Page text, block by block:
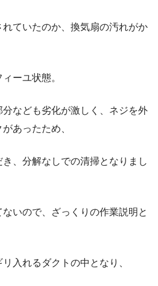
ていたのか、換気扇の汚れがか
ーユ状態。
なども劣化が激しく、ネジを外
あったため、
、分解なしでの清掃となりまし
いので、ざっくりの作業説明と
入れるダクトの中となり、